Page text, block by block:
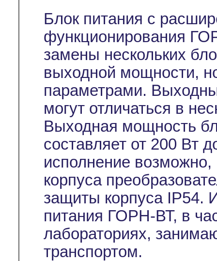
Блок питания с
функционирования
замены нескольких
выходной мощности,
параметрами.
могут отличаться в
Выходная мощность
составляет от 200 Вт
исполнение
корпуса
защиты корпуса IP54.
питания ГОРН-ВТ, в
лабораториях,
транспортом.